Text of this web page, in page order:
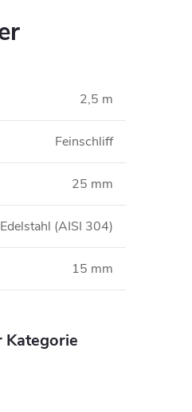
2,5 m
Feinschliff
25 mm
Edelstahl (AISI 304)
15 mm
Kategorie